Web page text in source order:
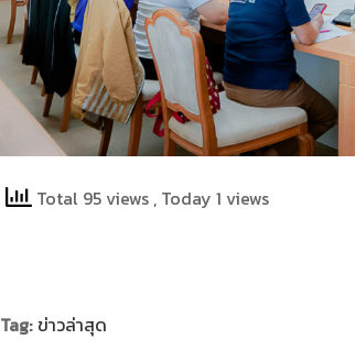
Total 95 views , Today 1 views
Tag: ข่าวล่าสุด